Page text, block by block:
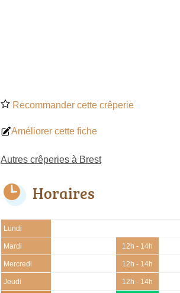
Recommander cette crêperie
Améliorer cette fiche
Autres crêperies à Brest
Horaires
Lundi
Mardi 12h - 14h
Mercredi 12h - 14h
Jeudi 12h - 14h